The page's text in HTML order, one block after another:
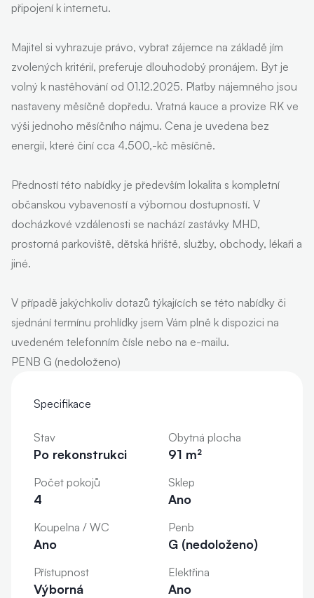
připojení k internetu.
Majitel si vyhrazuje právo, vybrat zájemce na základě jím
zvolených kritérií, preferuje dlouhodobý pronájem. Byt je
volný k nastěhování od 01.12.2025. Platby nájemného jsou
nastaveny měsíčně dopředu. Vratná kauce a provize RK ve
výši jednoho měsíčního nájmu. Cena je uvedena bez
energií, které činí cca 4.500,-kč měsíčně.
Předností této nabídky je především lokalita s kompletní
občanskou vybaveností a výbornou dostupností. V
docházkové vzdálenosti se nachází zastávky MHD,
prostorná parkoviště, dětská hřiště, služby, obchody, lékaři a
jiné.
V případě jakýchkoliv dotazů týkajících se této nabídky či
sjednání termínu prohlídky jsem Vám plně k dispozici na
uvedeném telefonním čísle nebo na e-mailu.
PENB G (nedoloženo)
Specifikace
Stav
Po rekonstrukci
Obytná plocha
91 m²
Počet pokojů
4
Sklep
Ano
Koupelna / WC
Ano
Penb
G (nedoloženo)
Přístupnost
Výborná
Elektřina
Ano